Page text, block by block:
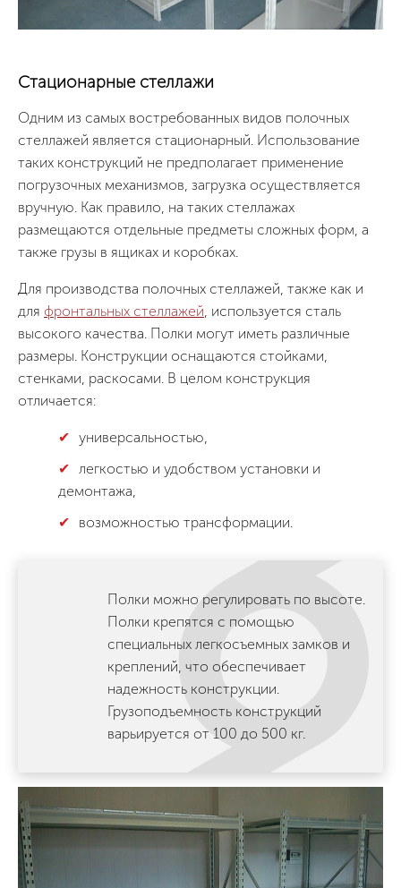
Стационарные стеллажи
Одним из самых востребованных видов полочных
стеллажей является стационарный. Использование
таких конструкций не предполагает применение
погрузочных механизмов, загрузка осуществляется
вручную. Как правило, на таких стеллажах
размещаются отдельные предметы сложных форм, а
также грузы в ящиках и коробках.
Для производства полочных стеллажей, также как и
для фронтальных стеллажей, используется сталь
высокого качества. Полки могут иметь различные
размеры. Конструкции оснащаются стойками,
стенками, раскосами. В целом конструкция
отличается:
универсальностью,
легкостью и удобством установки и
демонтажа,
возможностью трансформации.
Полки можно регулировать по высоте.
Полки крепятся с помощью
специальных легкосъемных замков и
креплений, что обеспечивает
надежность конструкции.
Грузоподъемность конструкций
варьируется от 100 до 500 кг.